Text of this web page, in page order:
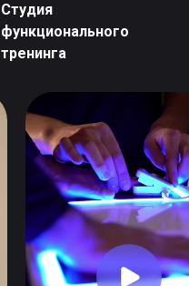
Студия
функционального
тренинга